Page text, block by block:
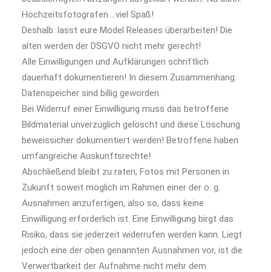
Hochzeitsfotografen….viel Spaß!
Deshalb: lasst eure Model Releases überarbeiten! Die
alten werden der DSGVO nicht mehr gerecht!
Alle Einwilligungen und Aufklärungen schriftlich
dauerhaft dokumentieren! In diesem Zusammenhang:
Datenspeicher sind billig geworden.
Bei Widerruf einer Einwilligung muss das betroffene
Bildmaterial unverzüglich gelöscht und diese Löschung
beweissicher dokumentiert werden! Betroffene haben
umfangreiche Auskunftsrechte!
Abschließend bleibt zu raten, Fotos mit Personen in
Zukunft soweit möglich im Rahmen einer der o. g.
Ausnahmen anzufertigen, also so, dass keine
Einwilligung erforderlich ist. Eine Einwilligung birgt das
Risiko, dass sie jederzeit widerrufen werden kann. Liegt
jedoch eine der oben genannten Ausnahmen vor, ist die
Verwertbarkeit der Aufnahme nicht mehr dem